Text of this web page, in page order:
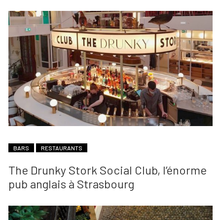
BARS RESTAURANTS
The Drunky Stork Social Club, l’énorme
pub anglais à Strasbourg